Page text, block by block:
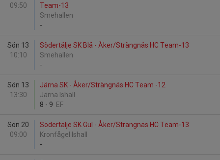
09:50
Team-13
Smehallen
-
Sön 13
10:10
Södertälje SK Blå - Åker/Strängnäs HC Team-13
Smehallen
-
Sön 13
13:30
Järna SK - Åker/Strängnäs HC Team -12
Järna Ishall
8 - 9 EF
Sön 20
09:00
Södertälje SK Gul - Åker/Strängnäs HC Team-13
Kronfågel Ishall
-